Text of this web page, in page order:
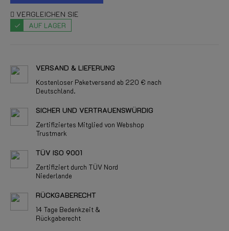
VERGLEICHEN SIE
AUF LAGER
VERSAND & LIEFERUNG
Kostenloser Paketversand ab 220 € nach
Deutschland.
SICHER UND VERTRAUENSWÜRDIG
Zertifiziertes Mitglied von Webshop
Trustmark
TÜV ISO 9001
Zertifiziert durch TÜV Nord
Niederlande
RÜCKGABERECHT
14 Tage Bedenkzeit &
Rückgaberecht